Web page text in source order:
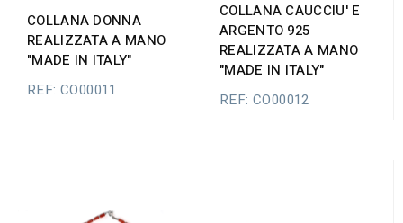
COLLANA DONNA
REALIZZATA A MANO
"MADE IN ITALY"
REF: CO00011
COLLANA CAUCCIU' E
ARGENTO 925
REALIZZATA A MANO
"MADE IN ITALY"
REF: CO00012